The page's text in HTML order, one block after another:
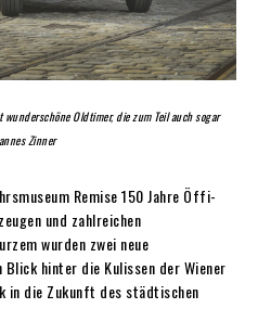
Oldtimer, die zum Teil auch sogar
Zinner
Remise 150 Jahre Öffi-
und zahlreichen
wurden zwei neue
hinter die Kulissen der Wiener
in die Zukunft des städtischen